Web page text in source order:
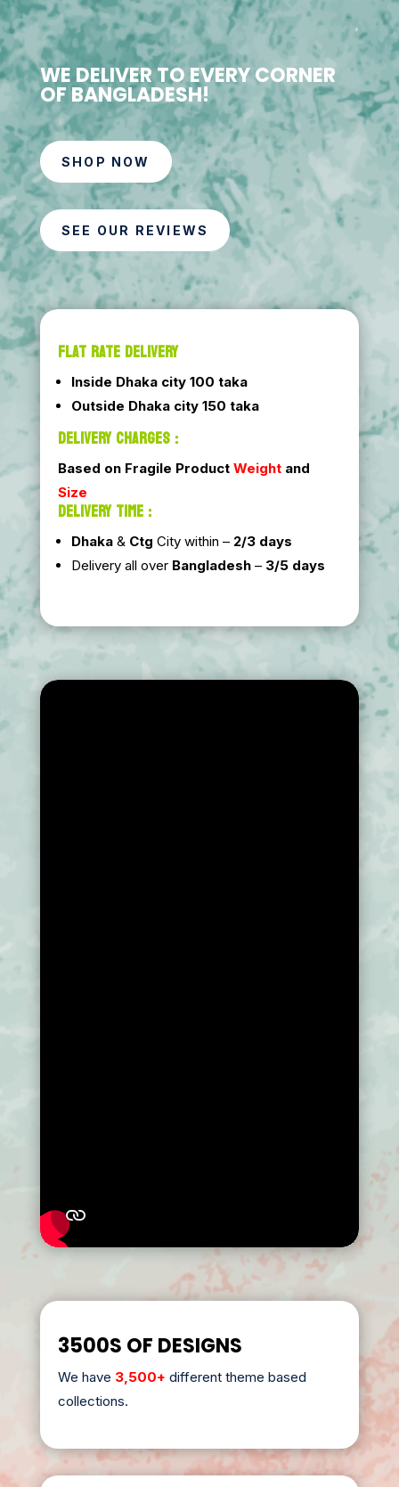
WE DELIVER TO EVERY CORNER
OF BANGLADESH!
SHOP NOW
SEE OUR REVIEWS
FLAT RATE DELIVERY
Inside Dhaka city 100 taka
Outside Dhaka city 150 taka
DELIVERY CHARGES :
Based on Fragile Product Weightand
Size
DELIVERY TIME :
Dhaka& Ctg City within – 2/3 days
Delivery all over Bangladesh– 3/5 days
3500S OF DESIGNS
We have 3,500+ different theme based
collections.